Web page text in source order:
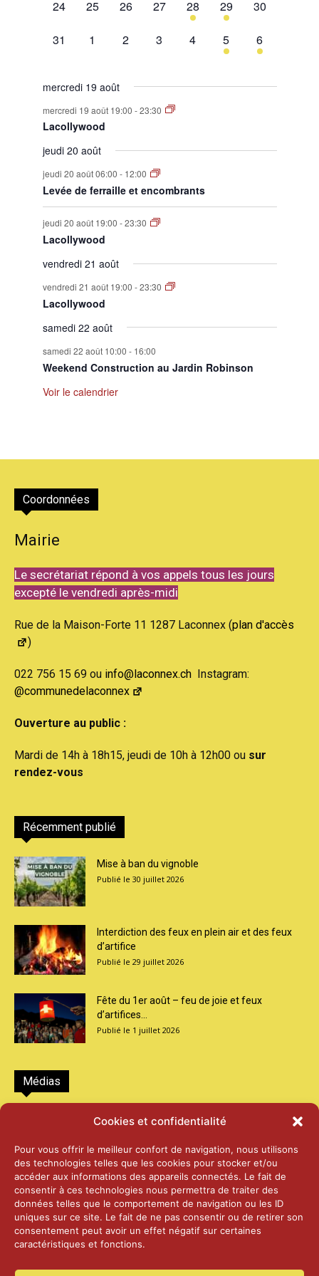
Cookies et confidentialité
Pour vous offrir le meilleur confort de navigation, nous utilisons
des technologies telles que les cookies pour stocker et/ou
accéder aux informations des appareils connectés. Le fait de
consentir à ces technologies nous permettra de traiter des
données telles que le comportement de navigation ou les ID
uniques sur ce site. Le fait de ne pas consentir ou de retirer son
consentement peut avoir un effet négatif sur certaines
caractéristiques et fonctions.
0
24
0
25
0
26
0
évènement,
27
1
évènement,
28
1
évènement,
29
0
30
0
31
0
1
0
2
0
3
0
évènement,
4
1
évènement,
5
1
évènement,
6
mercredi 19 août
mercredi 19 août 19:00 -23:30
Lacollywood
jeudi 20 août
jeudi 20 août 06:00 - 12:00
Levée de ferraille et encombrants
jeudi 20 août 19:00 -23:30
Lacollywood
vendredi 21 août
vendredi 21 août 19:00 -23:30
Lacollywood
samedi 22 août
samedi 22 août 10:00 - 16:00
Weekend Construction au Jardin Robinson
Voir le calendrier
Coordonnées
Mairie
Le secrétariat répond à vos appels tous les jours
excepté le vendredi après-midi
Rue de la Maison-Forte 11 1287 Laconnex (plan d'accès
)
022 756 15 69 ou info@laconnex.ch Instagram:
@communedelaconnex
Ouverture au public :
Mardi de 14h à 18h15, jeudi de 10h à 12h00 ou sur
rendez-vous
Récemment publié
Mise à ban du vignoble
30 juillet 2026
Interdiction des feux en plein air et des feux
d’artifice
29 juillet 2026
Fête du 1er août – feu de joie et feux
d’artifices...
1 juillet 2026
Médias
2026 – Laiterie d’Orsières et Abbaye de St-
25 juin 2026
2025 – Palais Fédéral – Berne
25 juin 2026
14 janvier 2025